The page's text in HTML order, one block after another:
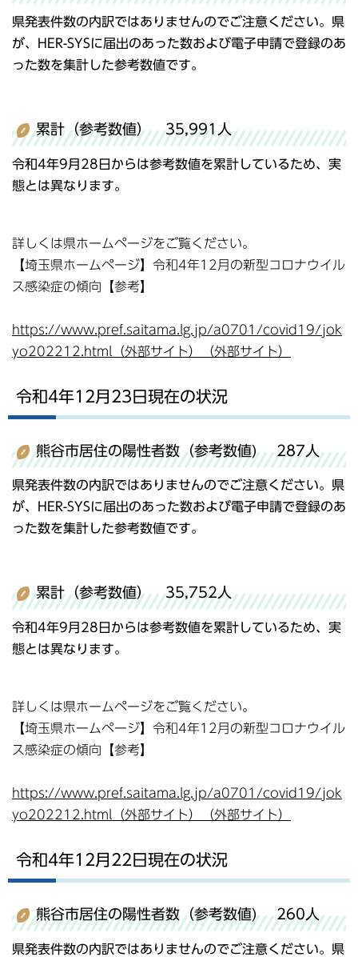
県発表件数の内訳ではありませんのでご注意ください。県
が、HER-SYSに届出のあった数および電子申請で登録のあ
った数を集計した参考数値です。
累計（参考数値） 35,991人
令和4年9月28日からは参考数値を累計しているため、実
態とは異なります。
詳しくは県ホームページをご覧ください。
【埼玉県ホームページ】令和4年12月の新型コロナウイル
ス感染症の傾向【参考】
https://www.pref.saitama.lg.jp/a0701/covid19/jok
yo202212.html（外部サイト）（外部サイト）
令和4年12月23日現在の状況
熊谷市居住の陽性者数（参考数値) 287人
県発表件数の内訳ではありませんのでご注意ください。県
が、HER-SYSに届出のあった数および電子申請で登録のあ
った数を集計した参考数値です。
累計（参考数値） 35,752人
令和4年9月28日からは参考数値を累計しているため、実
態とは異なります。
詳しくは県ホームページをご覧ください。
【埼玉県ホームページ】令和4年12月の新型コロナウイル
ス感染症の傾向【参考】
https://www.pref.saitama.lg.jp/a0701/covid19/jok
yo202212.html（外部サイト）（外部サイト）
令和4年12月22日現在の状況
熊谷市居住の陽性者数（参考数値) 260人
県発表件数の内訳ではありませんのでご注意ください。県